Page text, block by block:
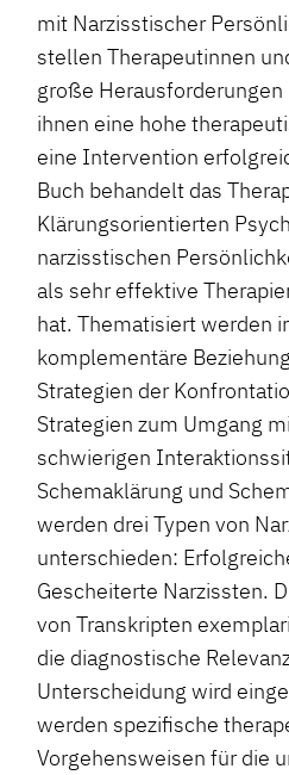
mit Narzisstischer
stellen Therapeutinnen
große
ihnen eine hohe
eine Intervention
Buch behandelt das
Klärungsorientierten
narzisstischen
als sehr effektive
hat. Thematisiert werden
komplementäre
Strategien der
Strategien zum Umgang
schwierigen
Schemaklärung und
werden drei Typen von
unterschieden:
Gescheiterte Narzissten.
von Transkripten
die diagnostische
Unterscheidung wird
werden spezifische
Vorgehensweisen für die